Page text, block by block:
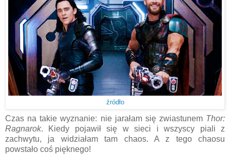
źródło
Czas na takie wyznanie: nie jarałam się zwiastunem Thor:
Ragnarok. Kiedy pojawił się w sieci i wszyscy piali z
zachwytu, ja widziałam tam chaos. A z tego chaosu
powstało coś pięknego!